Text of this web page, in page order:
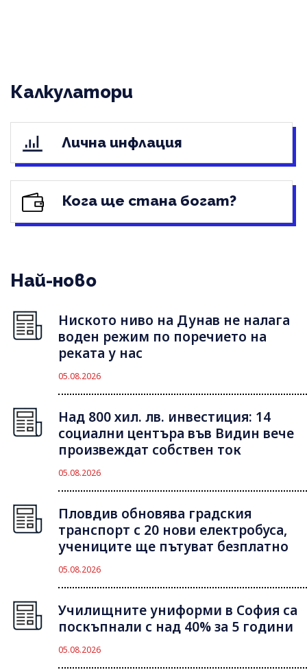
Калкулатори
Лична инфлация
Кога ще стана богат?
Най-ново
Ниското ниво на Дунав не налага
воден режим по поречието на
реката у нас
05.08.2026
Над 800 хил. лв. инвестиция: 14
социални центъра във Видин вече
произвеждат собствен ток
05.08.2026
Пловдив обновява градския
транспорт с 20 нови електробуса,
учениците ще пътуват безплатно
05.08.2026
Училищните униформи в София са
поскъпнали с над 40% за 5 години
05.08.2026